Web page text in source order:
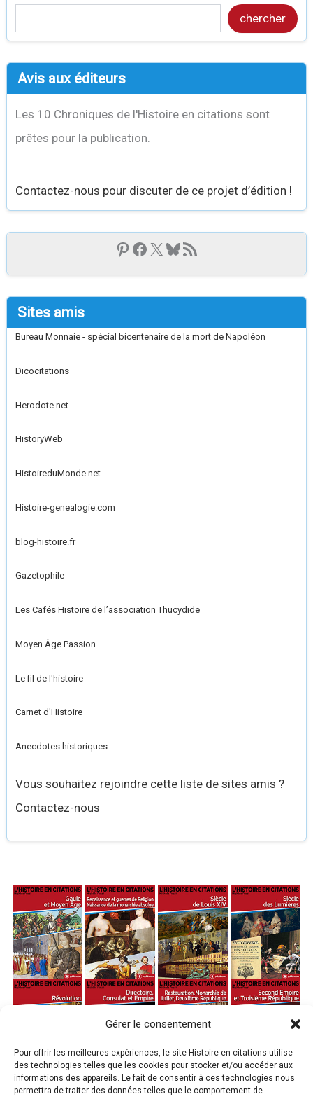
Gérer le consentement
Pour offrir les meilleures expériences, le site Histoire en citations utilise
des technologies telles que les cookies pour stocker et/ou accéder aux
informations des appareils. Le fait de consentir à ces technologies nous
permettra de traiter des données telles que le comportement de
chercher
Avis aux éditeurs
Les 10 Chroniques de l'Histoire en citations sont
prêtes pour la publication.
Contactez-nous pour discuter de ce projet d’édition !
Sites amis
Bureau Monnaie - spécial bicentenaire de la mort de Napoléon
Dicocitations
Herodote.net
HistoryWeb
HistoireduMonde.net
Histoire-genealogie.com
blog-histoire.fr
Gazetophile
Les Cafés Histoire de l’association Thucydide
Moyen Âge Passion
Le fil de l'histoire
Carnet d'Histoire
Anecdotes historiques
Vous souhaitez rejoindre cette liste de sites amis ?
Contactez-nous